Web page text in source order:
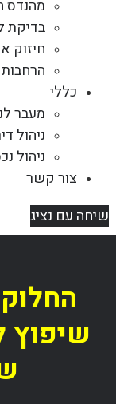
מהנדס
בדיקת
חיזוק
הרחבות
כללי
מעבר
ניהול
ניהול
צור קשר
שיחה עם נציג